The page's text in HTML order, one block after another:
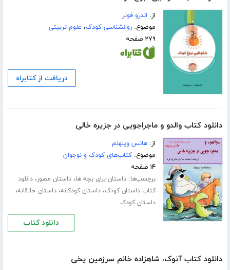
از: اندرو فولر
موضوع:روانشناسی کودک، علوم تربیتی
۲۷۹ صفحه
دریافت از کتابراه
دانلود کتاب والدو و ماجراجویی در جزیره خالی
از:هانس ویلهلم
موضوع:کتاب‌های کودک و نوجوان
۱۴ صفحه
برچسب‌ها:داستان برای بچه ها،داستان مصور،دانلود
کتاب داستان کودک،داستان کودکانه،داستان خلاقانه،
داستان کودک
دانلود کتاب
دانلود کتاب آنوک، شاهزاده خانم سرزمین یخی